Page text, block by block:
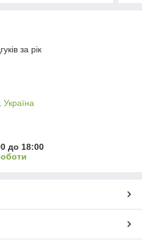
за рік
до 18:00